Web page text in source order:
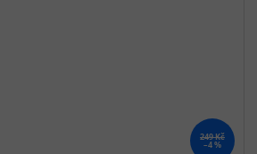
249 Kč
–4 %